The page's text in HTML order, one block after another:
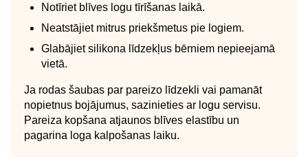
Notīriet blīves logu tīrīšanas laikā.
Neatstājiet mitrus priekšmetus pie logiem.
Glabājiet silikona līdzekļus bērniem nepieejamā
vietā.
Ja rodas šaubas par pareizo līdzekli vai pamanāt
nopietnus bojājumus, sazinieties ar logu servisu.
Pareiza kopšana atjaunos blīves elastību un
pagarina loga kalpošanas laiku.